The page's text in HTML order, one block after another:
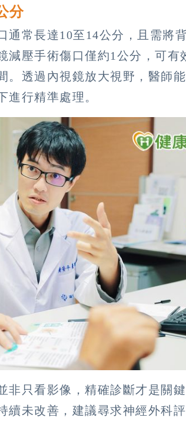
分
通常長達10至14公分，且需將
減壓手術傷口僅約1公分，可有
。透過內視鏡放大視野，醫師
進行精準處理。
非只看影像，精確診斷才是關
續未改善，建議尋求神經外科